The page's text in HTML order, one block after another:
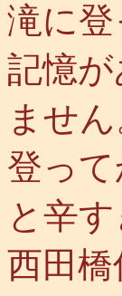
滝に
記憶
ませ
登っ
と辛す
西田